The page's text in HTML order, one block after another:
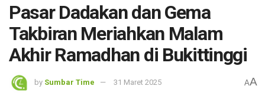
Pasar Dadakan dan Gema
Takbiran Meriahkan Malam
Akhir Ramadhan di Bukittinggi
by Sumbar Time 31 Maret 2025 AA